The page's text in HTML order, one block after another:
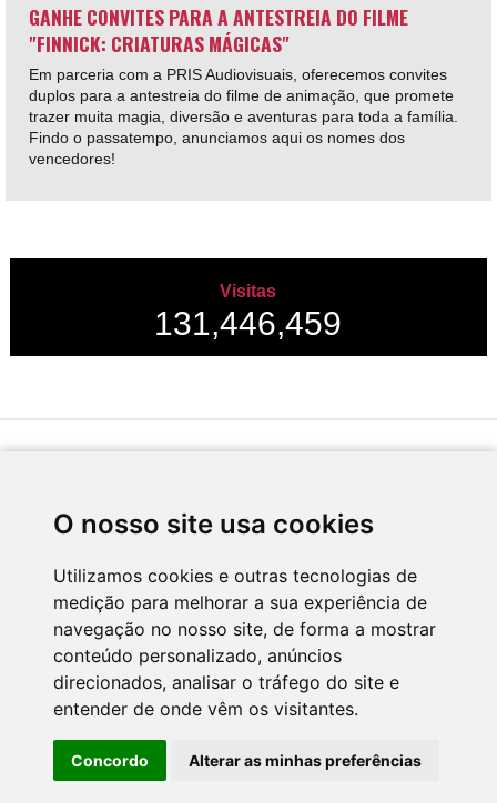
O nosso site usa cookies
Utilizamos cookies e outras tecnologias de
medição para melhorar a sua experiência de
navegação no nosso site, de forma a mostrar
conteúdo personalizado, anúncios
direcionados, analisar o tráfego do site e
entender de onde vêm os visitantes.
Concordo Alterar as minhas preferências
GANHE CONVITES PARA A ANTESTREIA DO FILME
"FINNICK: CRIATURAS MÁGICAS"
Em parceria com a PRIS Audiovisuais, oferecemos convites
duplos para a antestreia do filme de animação, que promete
trazer muita magia, diversão e aventuras para toda a família.
Findo o passatempo, anunciamos aqui os nomes dos
vencedores!
Visitas
131,446,459
CNC - Centro Nacional de Cultura 2026 © Todos os direitos reservados